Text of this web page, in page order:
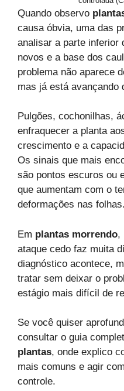
Quando observo
causa óbvia, uma das
analisar a parte inferior
novos e a base dos
problema não aparece
mas já está avançando
Pulgões, cochonilhas,
enfraquecer a planta
crescimento e a
Os sinais que mais
são pontos escuros ou
que aumentam com o
deformações nas folhas.
Em plantas morrendo,
ataque cedo faz muita
diagnóstico acontece,
tratar sem deixar o
estágio mais difícil de
Se você quiser
consultar o guia
plantas, onde explico
mais comuns e agir
controle.